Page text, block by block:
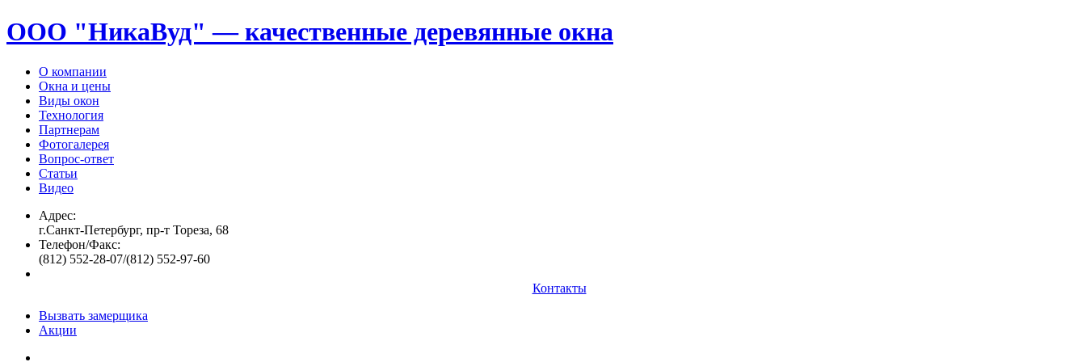
ООО "НикаВуд" — качественные деревянные окна
О компании
Окна и цены
Виды окон
Технология
Партнерам
Фотогалерея
Вопрос-ответ
Статьи
Видео
Адрес:
г.Санкт-Петербург, пр-т Тореза, 68
Телефон/Факс:
(812) 552-28-07/(812) 552-97-60
Контакты
Вызвать замерщика
Акции